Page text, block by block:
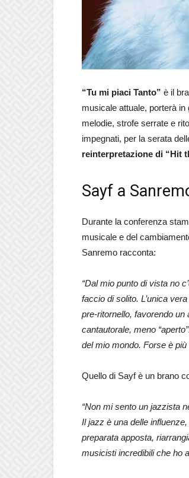
“Tu mi piaci Tanto” è il
musicale attuale, porterà
melodie, strofe serrate e
impegnati, per la serata
reinterpretazione di “Hit
Sayf a
Durante la conferenza
musicale e del
Sanremo racconta:
“Dal mio punto di vista no
faccio di solito. L’unica
pre-ritornello, favorendo
cantautorale, meno
del mio mondo. Forse è
Quello di Sayf è un brano
“Non mi sento un jazzista
Il jazz è una delle
preparata apposta,
musicisti incredibili che ho